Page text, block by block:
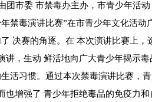
团市委 市禁毒办主办，市青少年活
禁毒演讲比赛”在市青少年文化活
决赛的角逐。在 本次演讲比赛上
讲，生动 鲜活地向广大青少年揭示
活习惯。通过本次禁毒演讲比赛，
也增强了 青少年拒绝毒品的免疫力和